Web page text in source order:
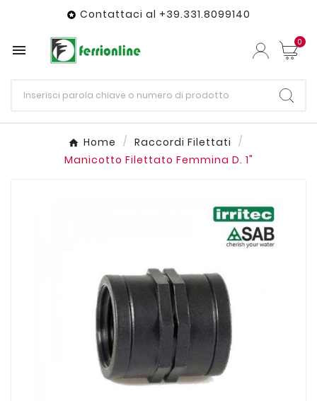
 Contattaci al +39.331.8099140
 0
Home
Raccordi Filettati
Manicotto Filettato Femmina D. 1"